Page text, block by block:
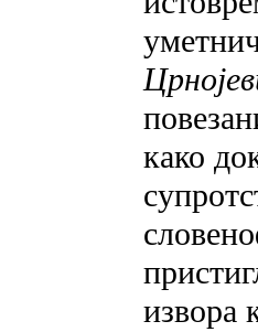
како
извора